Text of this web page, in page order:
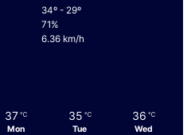
34º - 29º
71%
6.36 km/h
37 ℃
Mon
35 ℃
Tue
36 ℃
Wed